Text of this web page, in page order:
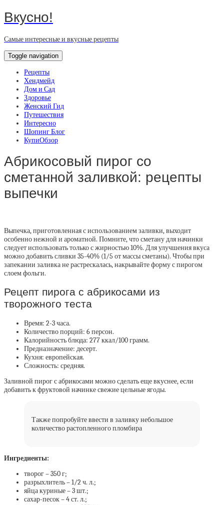
Вкусно!
Самые интересные и вкусные рецепты
Toggle navigation
Рецепты
Хендмейд
Дом и Сад
Здоровье
Женский Гид
Путешествия
Интересно
Шопинг Блог
КупиОбзор
Абрикосовый пирог со
сметанной заливкой: рецепты
выпечки
Выпечка, приготовленная с использованием заливки, выходит
особенно нежной и ароматной. Помните, что сметану для начинки
следует использовать только с жирностью 10%. Для улучшения вкуса
можно добавить сливки 35-40% (1/5 от массы сметаны). Чтобы при
запекании заливка не растрескалась, накрывайте форму с пирогом
слоем фольги.
Рецепт пирога с абрикосами из
творожного теста
Время: 2-3 часа.
Количество порций: 6 персон.
Калорийность блюда: 277 ккал/100 грамм.
Предназначение: десерт.
Кухня: европейская.
Сложность: средняя.
Заливной пирог с абрикосами можно сделать еще вкуснее, если
добавить к фруктовой начинке свежие цельные ягоды.
Также попробуйте ввести в заливку небольшое
количество растопленного пломбира
Ингредиенты:
творог – 350 г;
разрыхлитель – 1/2 ч. л.;
яйца куриные – 3 шт.;
сахар-песок – 4 ст. л.;